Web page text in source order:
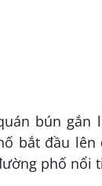
bún
bắt đầu
phố nổi